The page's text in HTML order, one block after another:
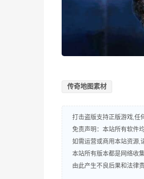
传奇地图素材
打击盗版支持正版游戏,任
免责声明：本站所有软件
如需运营或商用本站资源,
本站所有版本都是网络收
由此产生不良后果和法律